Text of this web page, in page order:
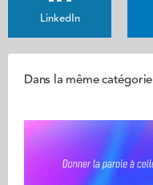
LinkedIn
Dans la même catégorie